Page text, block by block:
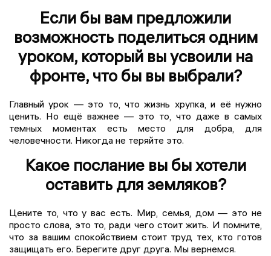
Если бы вам предложили
возможность поделиться одним
уроком, который вы усвоили на
фронте, что бы вы выбрали?
Главный урок — это то, что жизнь хрупка, и её нужно
ценить. Но ещё важнее — это то, что даже в самых
темных моментах есть место для добра, для
человечности. Никогда не теряйте это.
Какое послание вы бы хотели
оставить для земляков?
Цените то, что у вас есть. Мир, семья, дом — это не
просто слова, это то, ради чего стоит жить. И помните,
что за вашим спокойствием стоит труд тех, кто готов
защищать его. Берегите друг друга. Мы вернемся.